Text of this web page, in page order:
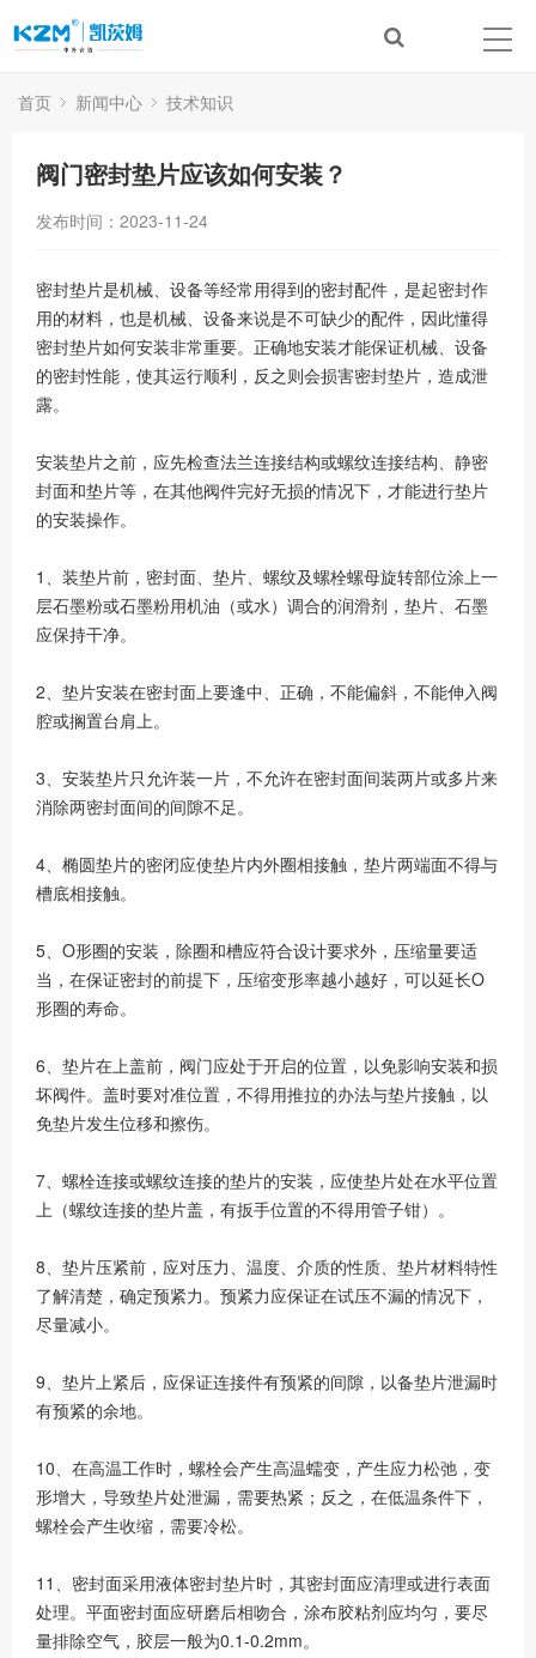
首页 新闻中心 技术知识
阀门密封垫片应该如何安装？
发布时间：2023-11-24
密封垫片是机械、设备等经常用得到的密封配件，是起密封作
用的材料，也是机械、设备来说是不可缺少的配件，因此懂得
密封垫片如何安装非常重要。正确地安装才能保证机械、设备
的密封性能，使其运行顺利，反之则会损害密封垫片，造成泄
露。
安装垫片之前，应先检查法兰连接结构或螺纹连接结构、静密
封面和垫片等，在其他阀件完好无损的情况下，才能进行垫片
的安装操作。
1、装垫片前，密封面、垫片、螺纹及螺栓螺母旋转部位涂上一
层石墨粉或石墨粉用机油（或水）调合的润滑剂，垫片、石墨
应保持干净。
2、垫片安装在密封面上要逢中、正确，不能偏斜，不能伸入阀
腔或搁置台肩上。
3、安装垫片只允许装一片，不允许在密封面间装两片或多片来
消除两密封面间的间隙不足。
4、椭圆垫片的密闭应使垫片内外圈相接触，垫片两端面不得与
槽底相接触。
5、O形圈的安装，除圈和槽应符合设计要求外，压缩量要适
当，在保证密封的前提下，压缩变形率越小越好，可以延长O
形圈的寿命。
6、垫片在上盖前，阀门应处于开启的位置，以免影响安装和损
坏阀件。盖时要对准位置，不得用推拉的办法与垫片接触，以
免垫片发生位移和擦伤。
7、螺栓连接或螺纹连接的垫片的安装，应使垫片处在水平位置
上（螺纹连接的垫片盖，有扳手位置的不得用管子钳）。
8、垫片压紧前，应对压力、温度、介质的性质、垫片材料特性
了解清楚，确定预紧力。预紧力应保证在试压不漏的情况下，
尽量减小。
9、垫片上紧后，应保证连接件有预紧的间隙，以备垫片泄漏时
有预紧的余地。
10、在高温工作时，螺栓会产生高温蠕变，产生应力松弛，变
形增大，导致垫片处泄漏，需要热紧；反之，在低温条件下，
螺栓会产生收缩，需要冷松。
11、密封面采用液体密封垫片时，其密封面应清理或进行表面
处理。平面密封面应研磨后相吻合，涂布胶粘剂应均匀，要尽
量排除空气，胶层一般为0.1-0.2mm。